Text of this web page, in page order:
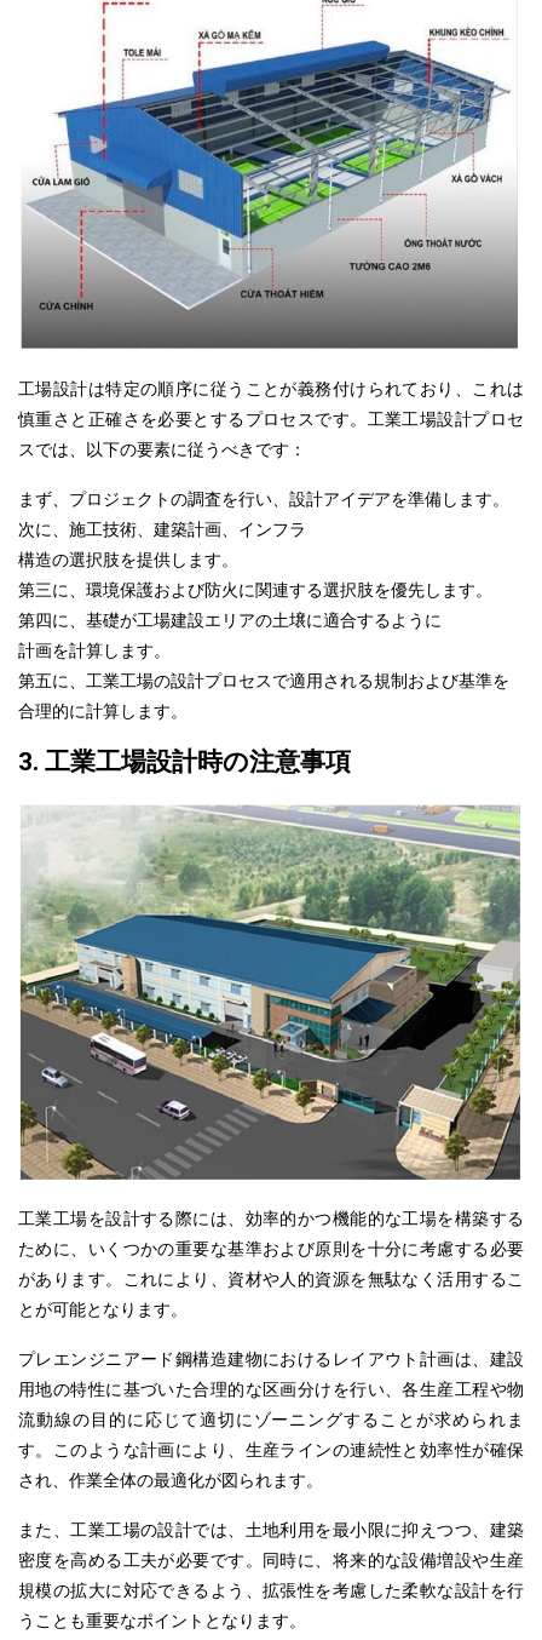
工場設計は特定の順序に従うことが義務付けられており、これは
慎重さと正確さを必要とするプロセスです。工業工場設計プロセ
スでは、
以下の要素に従うべきです：
まず、プロジェクトの調査を行い、設計アイデアを準備します。
次に、施工技術、建築計画、 インフラ
構造の選択肢を提供します。
第三に、環境保護および防火に関連する選択肢を優先します。
第四に、基礎が工場建設エリアの土壌に適合するように
計画を計算します。
第五に、工業工場の設計プロセスで適用される規制および基準を
合理的に計算します。
3. 工業工場設計時の注意事項
工業工場を設計する際には、効率的かつ機能的な工場を構築する
ために、いくつかの重要な基準および原則を十分に考慮する必要
があります。これにより、資材や人的資源を無駄なく活用するこ
とが可能となります。
プレエンジニアード鋼構造建物におけるレイアウト 計画は、建設
用地の特性に基づいた合理的な区画分けを行い、各生産工程や物
流動線の目的に応じて適切にゾーニングすることが求められま
す。このような計画により、生産ラインの連続性と効率性が確保
され、作業全体の最適化が図られます。
また、工業工場の設計では、土地利用を最小限に抑えつつ 、建築
密度を高める工夫が必要です。同時に、将来的な設備増設や生産
規模の拡大に対応できるよう、拡張性を考慮した柔軟な設計を行
うことも重要なポイント となります。